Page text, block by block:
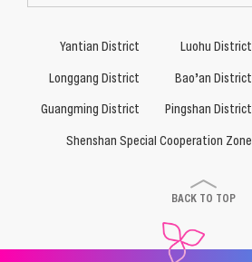
Luohu District
Yantian District
Bao’an District
Longgang District
Pingshan District
Guangming District
Shenshan Special Cooperation Zone
BACK TO TOP